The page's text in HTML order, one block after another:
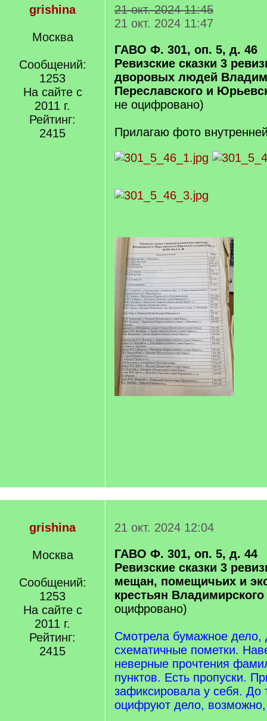
grishina
Москва
Сообщений:
1253
На сайте с
2011 г.
Рейтинг:
2415
21 окт. 2024 11:45
21 окт. 2024 11:47
ГАВО Ф. 301, оп. 5, д. 46
Ревизские сказки 3
дворовых людей
Переславского и
не оцифровано)
Прилагаю фото
grishina
Москва
Сообщений:
1253
На сайте с
2011 г.
Рейтинг:
2415
21 окт. 2024 12:04
ГАВО Ф. 301, оп. 5, д. 44
Ревизские сказки 3
мещан, помещичьих и
крестьян Владимирского
оцифровано)
Смотрела бумажное дело,
схематичные пометки.
неверные прочтения
пунктов. Есть пропуски.
зафиксировала у себя. До
оцифруют дело,